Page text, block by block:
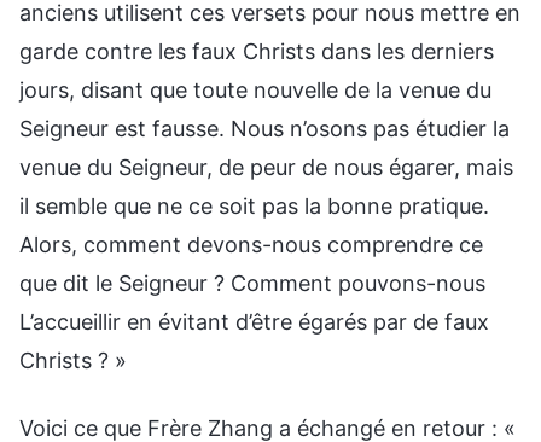
anciens utilisent ces versets pour nous mettre en
garde contre les faux Christs dans les derniers
jours, disant que toute nouvelle de la venue du
Seigneur est fausse. Nous n’osons pas étudier la
venue du Seigneur, de peur de nous égarer, mais
il semble que ne ce soit pas la bonne pratique.
Alors, comment devons-nous comprendre ce
que dit le Seigneur ? Comment pouvons-nous
L’accueillir en évitant d’être égarés par de faux
Christs ? »
Voici ce que Frère Zhang a échangé en retour : «